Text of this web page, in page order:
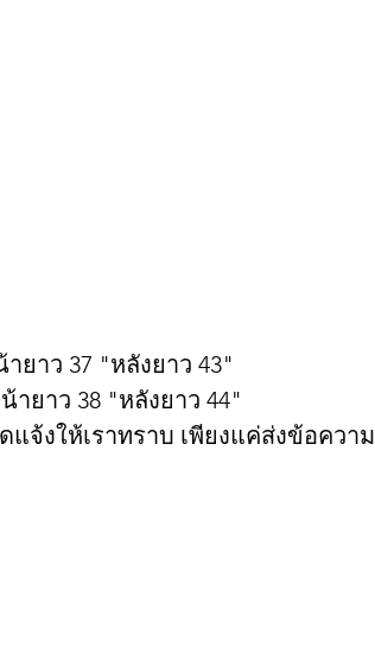
ายาว 37 "หลังยาว 43"
ายาว 38 "หลังยาว 44"
จ้งให้เราทราบ เพียงแค่ส่งข้อความ